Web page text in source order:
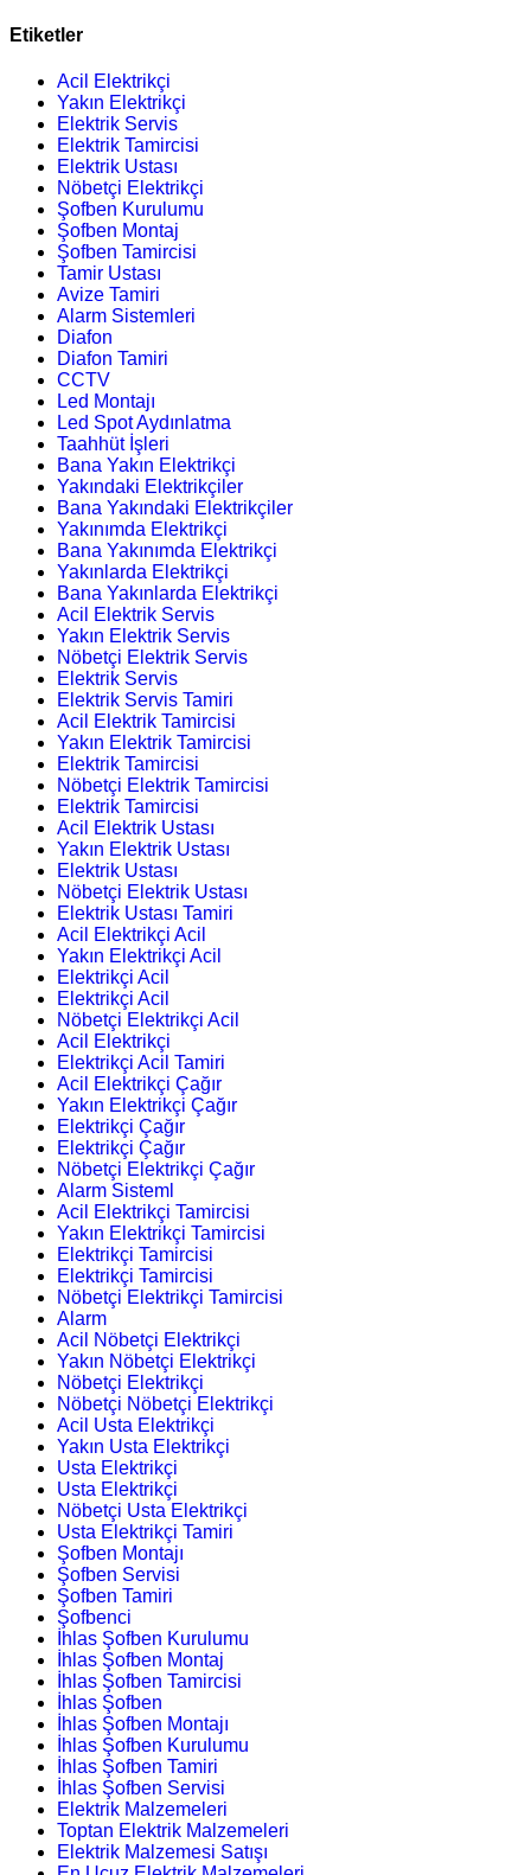
Etiketler
Acil Elektrikçi
Yakın Elektrikçi
Elektrik Servis
Elektrik Tamircisi
Elektrik Ustası
Nöbetçi Elektrikçi
Şofben Kurulumu
Şofben Montaj
Şofben Tamircisi
Tamir Ustası
Avize Tamiri
Alarm Sistemleri
Diafon
Diafon Tamiri
CCTV
Led Montajı
Led Spot Aydınlatma
Taahhüt İşleri
Bana Yakın Elektrikçi
Yakındaki Elektrikçiler
Bana Yakındaki Elektrikçiler
Yakınımda Elektrikçi
Bana Yakınımda Elektrikçi
Yakınlarda Elektrikçi
Bana Yakınlarda Elektrikçi
Acil Elektrik Servis
Yakın Elektrik Servis
Nöbetçi Elektrik Servis
Elektrik Servis
Elektrik Servis Tamiri
Acil Elektrik Tamircisi
Yakın Elektrik Tamircisi
Elektrik Tamircisi
Nöbetçi Elektrik Tamircisi
Elektrik Tamircisi
Acil Elektrik Ustası
Yakın Elektrik Ustası
Elektrik Ustası
Nöbetçi Elektrik Ustası
Elektrik Ustası Tamiri
Acil Elektrikçi Acil
Yakın Elektrikçi Acil
Elektrikçi Acil
Elektrikçi Acil
Nöbetçi Elektrikçi Acil
Acil Elektrikçi
Elektrikçi Acil Tamiri
Acil Elektrikçi Çağır
Yakın Elektrikçi Çağır
Elektrikçi Çağır
Elektrikçi Çağır
Nöbetçi Elektrikçi Çağır
Alarm Sisteml
Acil Elektrikçi Tamircisi
Yakın Elektrikçi Tamircisi
Elektrikçi Tamircisi
Elektrikçi Tamircisi
Nöbetçi Elektrikçi Tamircisi
Alarm
Acil Nöbetçi Elektrikçi
Yakın Nöbetçi Elektrikçi
Nöbetçi Elektrikçi
Nöbetçi Nöbetçi Elektrikçi
Acil Usta Elektrikçi
Yakın Usta Elektrikçi
Usta Elektrikçi
Usta Elektrikçi
Nöbetçi Usta Elektrikçi
Usta Elektrikçi Tamiri
Şofben Montajı
Şofben Servisi
Şofben Tamiri
Şofbenci
İhlas Şofben Kurulumu
İhlas Şofben Montaj
İhlas Şofben Tamircisi
İhlas Şofben
İhlas Şofben Montajı
İhlas Şofben Kurulumu
İhlas Şofben Tamiri
İhlas Şofben Servisi
Elektrik Malzemeleri
Toptan Elektrik Malzemeleri
Elektrik Malzemesi Satışı